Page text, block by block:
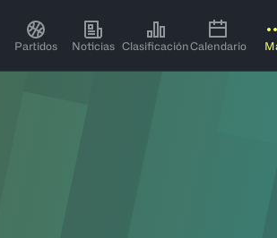
Partidos Noticias ClasificaciónCalendario